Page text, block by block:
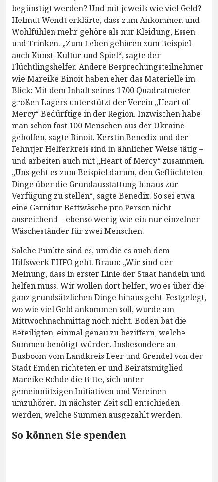
begünstigt werden? Und mit jeweils wie viel Geld?
Helmut Wendt erklärte, dass zum Ankommen und
Wohlfühlen mehr gehöre als nur Kleidung, Essen
und Trinken. „Zum Leben gehören zum Beispiel
auch Kunst, Kultur und Spiel“, sagte der
Flüchtlingshelfer. Andere Besprechungsteilnehmer
wie Mareike Binoit haben eher das Materielle im
Blick: Mit dem Inhalt seines 1700 Quadratmeter
großen Lagers unterstützt der Verein „Heart of
Mercy“ Bedürftige in der Region. Inzwischen habe
man schon fast 100 Menschen aus der Ukraine
geholfen, sagte Binoit. Kerstin Benedix und der
Fehntjer Helferkreis sind in ähnlicher Weise tätig –
und arbeiten auch mit „Heart of Mercy“ zusammen.
„Uns geht es zum Beispiel darum, den Geflüchteten
Dinge über die Grundausstattung hinaus zur
Verfügung zu stellen“, sagte Benedix. So sei etwa
eine Garnitur Bettwäsche pro Person nicht
ausreichend – ebenso wenig wie ein nur einzelner
Wäscheständer für zwei Menschen.
Solche Punkte sind es, um die es auch dem
Hilfswerk EHFO geht. Braun: „Wir sind der
Meinung, dass in erster Linie der Staat handeln und
helfen muss. Wir wollen dort helfen, wo es über die
ganz grundsätzlichen Dinge hinaus geht. Festgelegt,
wo wie viel Geld ankommen soll, wurde am
Mittwochnachmittag noch nicht. Boden bat die
Beteiligten, einmal genau zu beziffern, welche
Summen benötigt würden. Insbesondere an
Busboom vom Landkreis Leer und Grendel von der
Stadt Emden richteten er und Beiratsmitglied
Mareike Rohde die Bitte, sich unter
gemeinnützigen Initiativen und Vereinen
umzuhören. In nächster Zeit soll entschieden
werden, welche Summen ausgezahlt werden.
So können Sie spenden